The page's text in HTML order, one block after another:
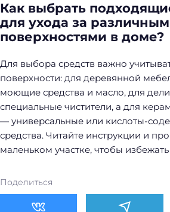
Как выбрать
для ухода за
поверхностями в доме?
Для выбора средств важно
поверхности: для деревянной
моющие средства и масло, для
специальные чистители, а для
— универсальные или кислоты-
средства. Читайте инструкции и
маленьком участке, чтобы
Поделиться